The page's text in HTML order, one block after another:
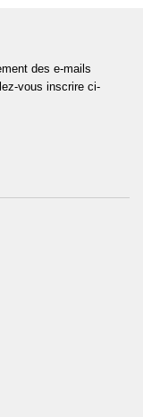
des e-mails
vous inscrire ci-